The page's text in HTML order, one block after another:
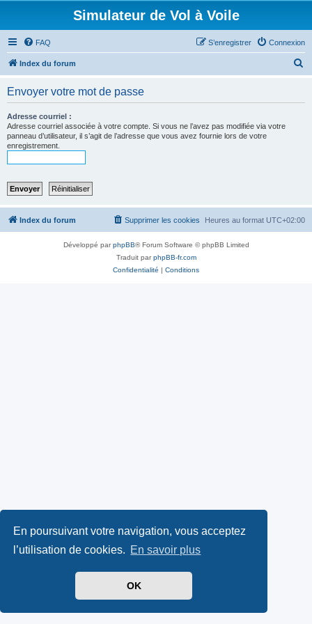
En poursuivant votre navigation, vous acceptez
l’utilisation de cookies. En savoir plus
OK
Simulateur de Vol à Voile
FAQ Connexion
S’enregistrer
Index du forum
Envoyer votre mot de passe
Adresse courriel :
Adresse courriel associée à votre compte. Si vous ne l’avez pas modifiée via votre
panneau d’utilisateur, il s’agit de l’adresse que vous avez fournie lors de votre
enregistrement.
Index du forum Heures au format UTC+02:00
Supprimer les cookies
Développé parphpBB® Forum Software © phpBB Limited
Traduit parphpBB-fr.com
Confidentialité | Conditions